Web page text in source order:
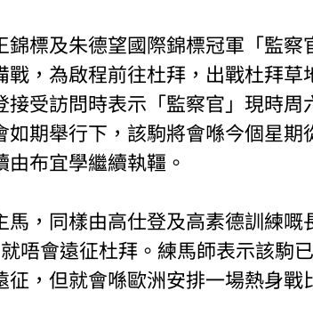
標及朱德望國際錦標冠軍「監察
戰，為啟程前往杜拜，出戰杜拜草
接受訪問時表示「監察官」現時周
如期舉行下，該駒將會喺今個星期
布宜學繼續執韁。
，同樣由高仕登及高素德訓練嘅
唔會遠征杜拜。練馬師表示該駒
征，但就會喺歐洲安排一場熱身戰